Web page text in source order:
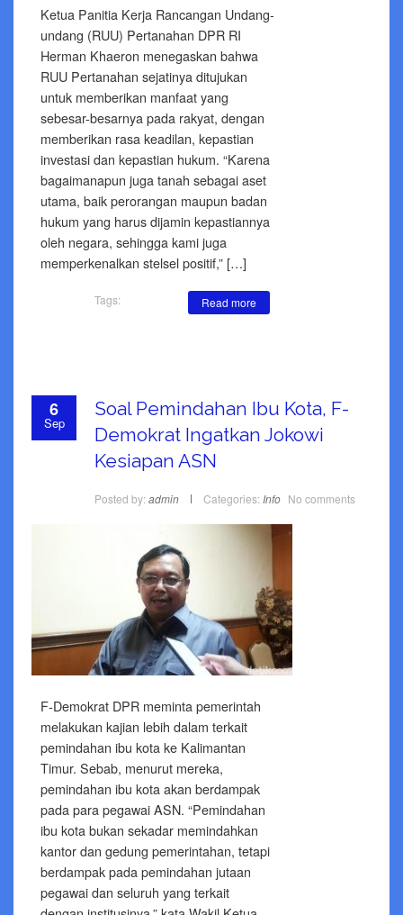
Ketua Panitia Kerja Rancangan Undang-
undang (RUU) Pertanahan DPR RI
Herman Khaeron menegaskan bahwa
RUU Pertanahan sejatinya ditujukan
untuk memberikan manfaat yang
sebesar-besarnya pada rakyat, dengan
memberikan rasa keadilan, kepastian
investasi dan kepastian hukum. “Karena
bagaimanapun juga tanah sebagai aset
utama, baik perorangan maupun badan
hukum yang harus dijamin kepastiannya
oleh negara, sehingga kami juga
memperkenalkan stelsel positif,” […]
Read more
Tags:
6
Sep
Soal Pemindahan Ibu Kota, F-
Demokrat Ingatkan Jokowi
Kesiapan ASN
Posted by: admin Categories: Info No comments
F-Demokrat DPR meminta pemerintah
melakukan kajian lebih dalam terkait
pemindahan ibu kota ke Kalimantan
Timur. Sebab, menurut mereka,
pemindahan ibu kota akan berdampak
pada para pegawai ASN. “Pemindahan
ibu kota bukan sekadar memindahkan
kantor dan gedung pemerintahan, tetapi
berdampak pada pemindahan jutaan
pegawai dan seluruh yang terkait